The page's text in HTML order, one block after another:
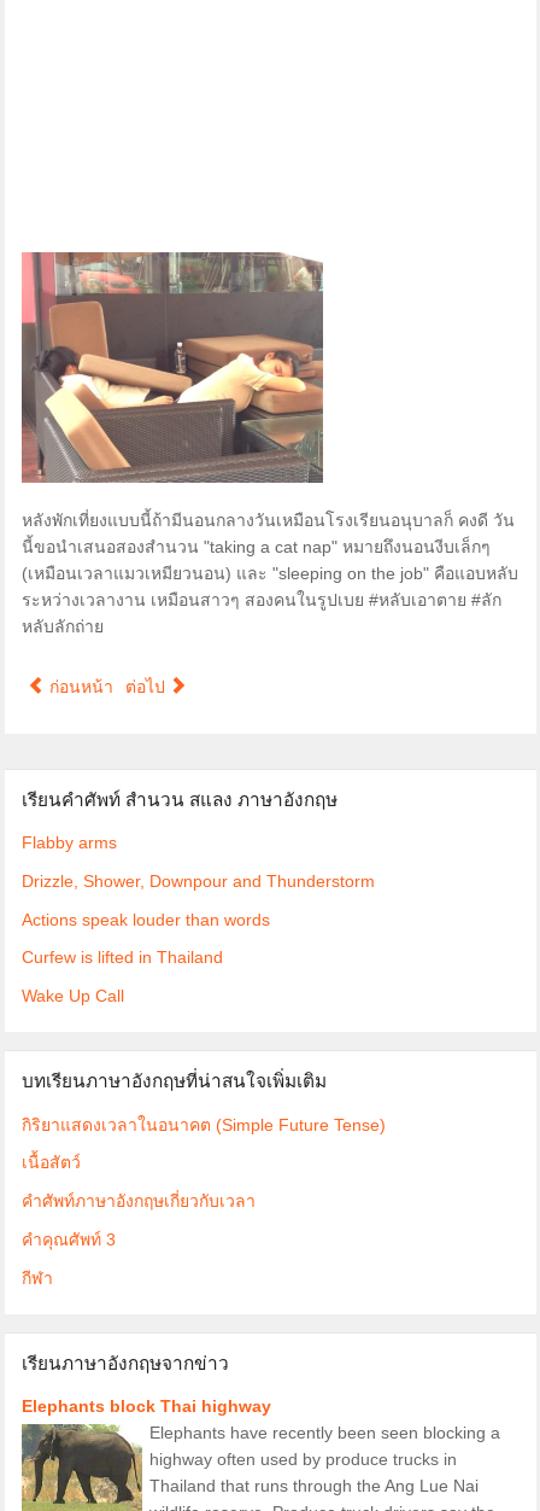
หลังพักเที่ยงแบบนี้ถ้ามีนอนกลางวันเหมือนโรงเรียนอนุบาลก็ คงดี วัน
นี้ขอนำเสนอสองสำนวน "taking a cat nap" หมายถึงนอนงีบเล็กๆ
(เหมือนเวลาแมวเหมียวนอน) และ "sleeping on the job" คือแอบหลับ
ระหว่างเวลางาน เหมือนสาวๆ สองคนในรูปเบย ‪#‎หลับเอาตาย‬ ‪#‎ลัก
หลับลักถ่าย‬
ก่อนหน้า ต่อไป
เรียนคำศัพท์ สำนวน สแลง ภาษาอังกฤษ
Flabby arms
Drizzle, Shower, Downpour and Thunderstorm
Actions speak louder than words
Curfew is lifted in Thailand
Wake Up Call
บทเรียนภาษาอังกฤษที่น่าสนใจเพิ่มเติม
กิริยาแสดงเวลาในอนาคต (Simple Future Tense)
เนื้อสัตว์
คำศัพท์ภาษาอังกฤษเกี่ยวกับเวลา
คำคุณศัพท์ 3
กีฬา
เรียนภาษาอังกฤษจากข่าว
Elephants block Thai highway
Elephants have recently been seen blocking a
highway often used by produce trucks in
Thailand that runs through the Ang Lue Nai